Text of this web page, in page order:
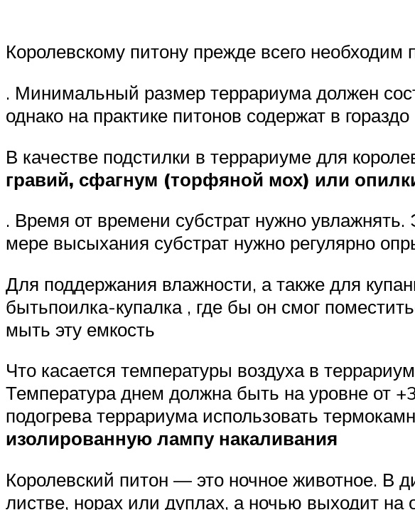
Королевскому питону прежде всего необходим
. Минимальный размер террариума должен
однако на практике питонов содержат в
В качестве подстилки в террариуме для
гравий, сфагнум (торфяной мох) или
. Время от времени субстрат нужно
мере высыхания субстрат нужно регулярно
Для поддержания влажности, а также для
бытьпоилка-купалка , где бы он смог
мыть эту емкость
Что касается температуры воздуха в
Температура днем должна быть на уровне от
подогрева террариума использовать
изолированную лампу накаливания
Королевский питон — это ночное животное. В
листве, норах или дуплах, а ночью выходит